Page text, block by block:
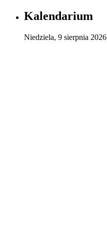
Kalendarium
Niedziela, 9 sierpnia 2026